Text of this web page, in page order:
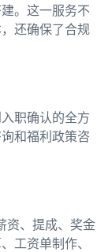
。这一服务不
还确保了合规
职确认的全方
和福利政策咨
资、提成、奖金
工资单制作、